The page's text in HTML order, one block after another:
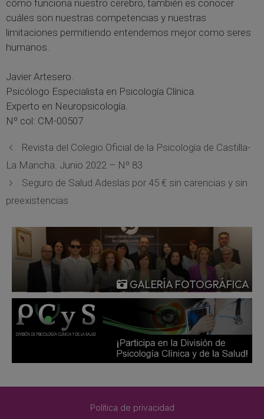
cómo funciona nuestro cerebro, también es conocer
cuáles son nuestras competencias y nuestras
limitaciones permitiendo entendernos mejor como seres
humanos.
Javier Artesero.
Psicólogo Especialista en Psicología Clínica.
Experto en Neuropsicología.
Nº col: CM-00507
Revista del Colegio Oficial de la Psicología de Castilla-
La Mancha. Junio 2022 – Nº 83
Seguro de Salud Adeslas por 45 € sin carencias y sin
preexistencias
GALERÍA FOTOGRÁFICA
Política de privacidad